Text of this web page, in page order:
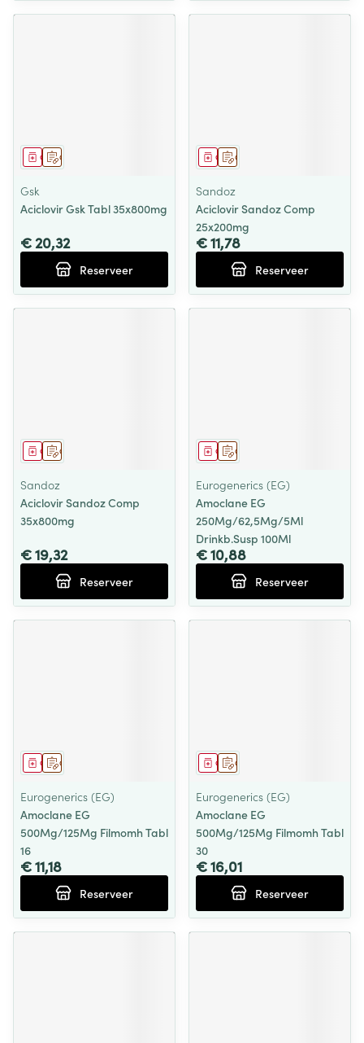
Op voorschrift
Geneesmiddel
Gsk
Aciclovir Gsk Tabl 35x800mg
€ 20,32
Reserveer
Op voorschrift
Geneesmiddel
Sandoz
Aciclovir Sandoz Comp
25x200mg
€ 11,78
Reserveer
Op voorschrift
Geneesmiddel
Sandoz
Aciclovir Sandoz Comp
35x800mg
€ 19,32
Reserveer
Op voorschrift
Geneesmiddel
Eurogenerics (EG)
Amoclane EG
250Mg/62,5Mg/5Ml
Drinkb.Susp 100Ml
€ 10,88
Reserveer
Op voorschrift
Geneesmiddel
Eurogenerics (EG)
Amoclane EG
500Mg/125Mg Filmomh Tabl
16
€ 11,18
Reserveer
Op voorschrift
Geneesmiddel
Eurogenerics (EG)
Amoclane EG
500Mg/125Mg Filmomh Tabl
30
€ 16,01
Reserveer